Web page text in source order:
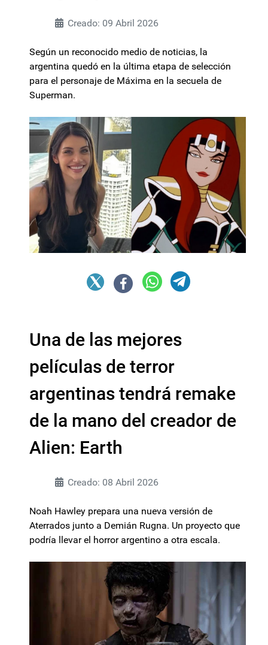
Creado: 09 Abril 2026
Según un reconocido medio de noticias, la
argentina quedó en la última etapa de selección
para el personaje de Máxima en la secuela de
Superman.
Una de las mejores
películas de terror
argentinas tendrá remake
de la mano del creador de
Alien: Earth
Creado: 08 Abril 2026
Noah Hawley prepara una nueva versión de
Aterrados junto a Demián Rugna. Un proyecto que
podría llevar el horror argentino a otra escala.